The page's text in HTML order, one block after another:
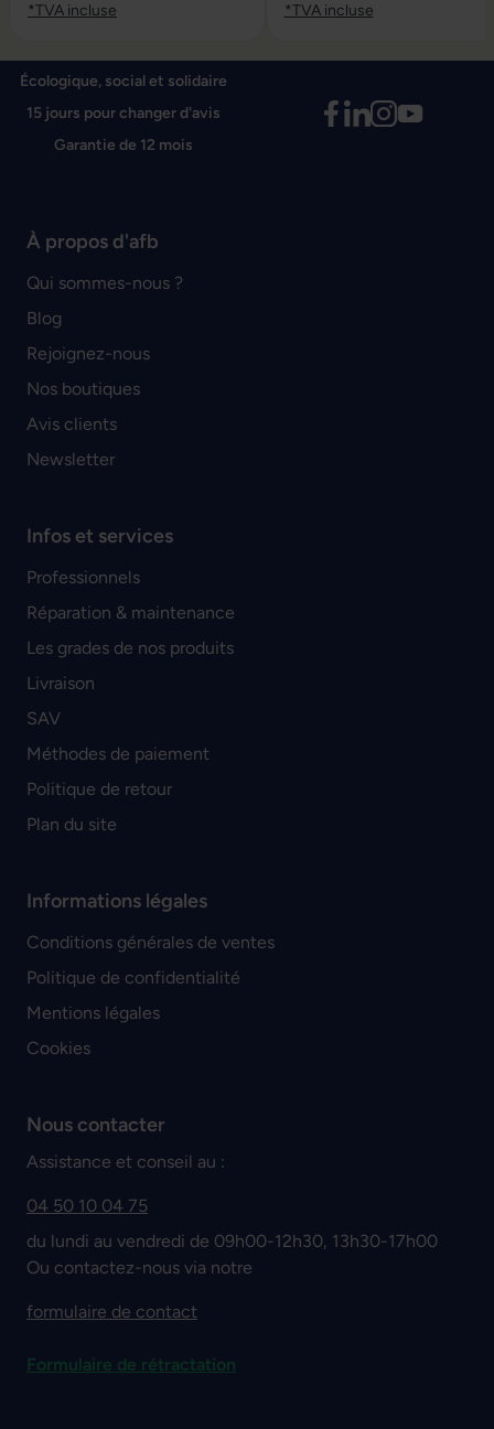
*TVA incluse *TVA incluse
Écologique, social et solidaire
15 jours pour changer d'avis
Garantie de 12 mois
À propos d'afb
Qui sommes-nous ?
Blog
Rejoignez-nous
Nos boutiques
Avis clients
Newsletter
Infos et services
Professionnels
Réparation & maintenance
Les grades de nos produits
Livraison
SAV
Méthodes de paiement
Politique de retour
Plan du site
Informations légales
Conditions générales de ventes
Politique de confidentialité
Mentions légales
Cookies
Nous contacter
Assistance et conseil au :
04 50 10 04 75
du lundi au vendredi de 09h00-12h30, 13h30-17h00
Ou contactez-nous via notre
formulaire de contact
Formulaire de rétractation